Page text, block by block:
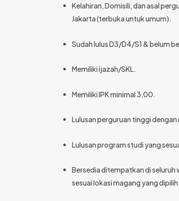
Kelahiran, Domisili, dan asal
Jakarta (terbuka untuk umum).
Sudah lulus D3/D4/S1 & belum
Memiliki ijazah/SKL.
Memiliki IPK minimal 3,00.
Lulusan perguruan tinggi
Lulusan program studi yang
Bersedia ditempatkan di seluruh
sesuai lokasi magang yang dipilih